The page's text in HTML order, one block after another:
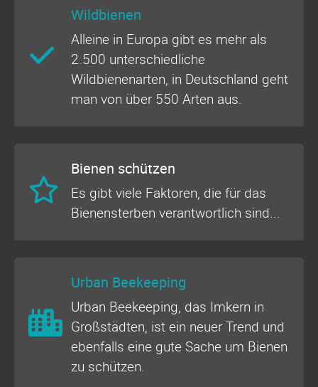
Wildbienen
Alleine in Europa gibt es mehr als
2.500 unterschiedliche
Wildbienenarten, in Deutschland geht
man von über 550 Arten aus.
Bienen schützen
Es gibt viele Faktoren, die für das
Bienensterben verantwortlich sind...
Urban Beekeeping
Urban Beekeeping, das Imkern in
Großstädten, ist ein neuer Trend und
ebenfalls eine gute Sache um Bienen
zu schützen.